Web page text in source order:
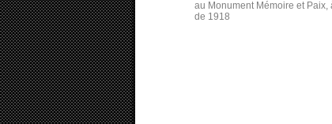
au Monument Mémoire et Paix,
de 1918